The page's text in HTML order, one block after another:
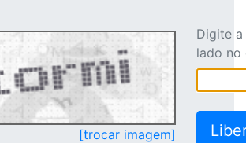
[trocar imagem]
Digite
lado no